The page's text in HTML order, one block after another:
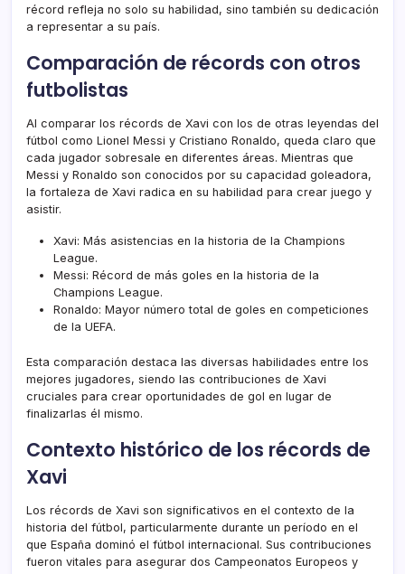
récord refleja no solo su habilidad, sino también su dedicación
a representar a su país.
Comparación de récords con otros
futbolistas
Al comparar los récords de Xavi con los de otras leyendas del
fútbol como Lionel Messi y Cristiano Ronaldo, queda claro que
cada jugador sobresale en diferentes áreas. Mientras que
Messi y Ronaldo son conocidos por su capacidad goleadora,
la fortaleza de Xavi radica en su habilidad para crear juego y
asistir.
Xavi: Más asistencias en la historia de la Champions
League.
Messi: Récord de más goles en la historia de la
Champions League.
Ronaldo: Mayor número total de goles en competiciones
de la UEFA.
Esta comparación destaca las diversas habilidades entre los
mejores jugadores, siendo las contribuciones de Xavi
cruciales para crear oportunidades de gol en lugar de
finalizarlas él mismo.
Contexto histórico de los récords de
Xavi
Los récords de Xavi son significativos en el contexto de la
historia del fútbol, particularmente durante un período en el
que España dominó el fútbol internacional. Sus contribuciones
fueron vitales para asegurar dos Campeonatos Europeos y